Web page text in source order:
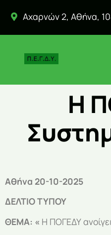
Αχαρνών 2, Αθήνα,
Η
Αθήνα 20-10-2025
ΔΕΛΤΙΟ ΤΥΠΟΥ
ΘΕΜΑ: « Η ΠΟΓΕΔΥ